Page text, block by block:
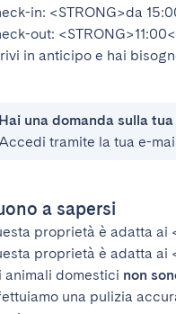
in: <STRONG>da
out:
in anticipo e hai
Hai una domanda sulla
tramite la tua e-
a sapersi
proprietà è adatta ai
proprietà è adatta ai
animali domestici non
una pulizia